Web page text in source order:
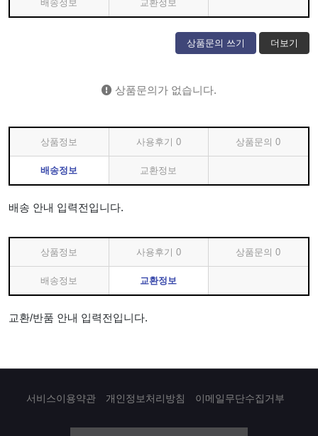
배송정보 교환정보
상품문의 쓰기 더보기
상품문의가 없습니다.
상품정보 사용후기 0 상품문의0
배송정보 교환정보
배송 안내 입력전입니다.
상품정보 사용후기 0 상품문의0
배송정보 교환정보
교환/반품 안내 입력전입니다.
서비스이용약관 개인정보처리방침 이메일무단수집거부